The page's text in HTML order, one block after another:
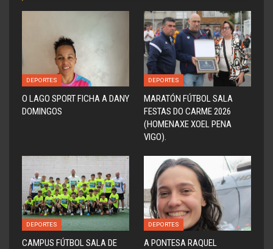
DEPORTES
O LAGO SPORT FICHA A DANY
DOMINGOS
DEPORTES
MARATÓN FÚTBOL SALA
FESTAS DO CARME 2026
(HOMENAXE XOEL PENA
VIGO).
DEPORTES
CAMPUS FÚTBOL SALA DE
DEPORTES
A PONTESA RAQUEL